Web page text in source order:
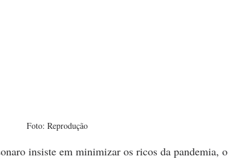
Foto: Reprodução
insiste em minimizar os ricos da pandemia, o